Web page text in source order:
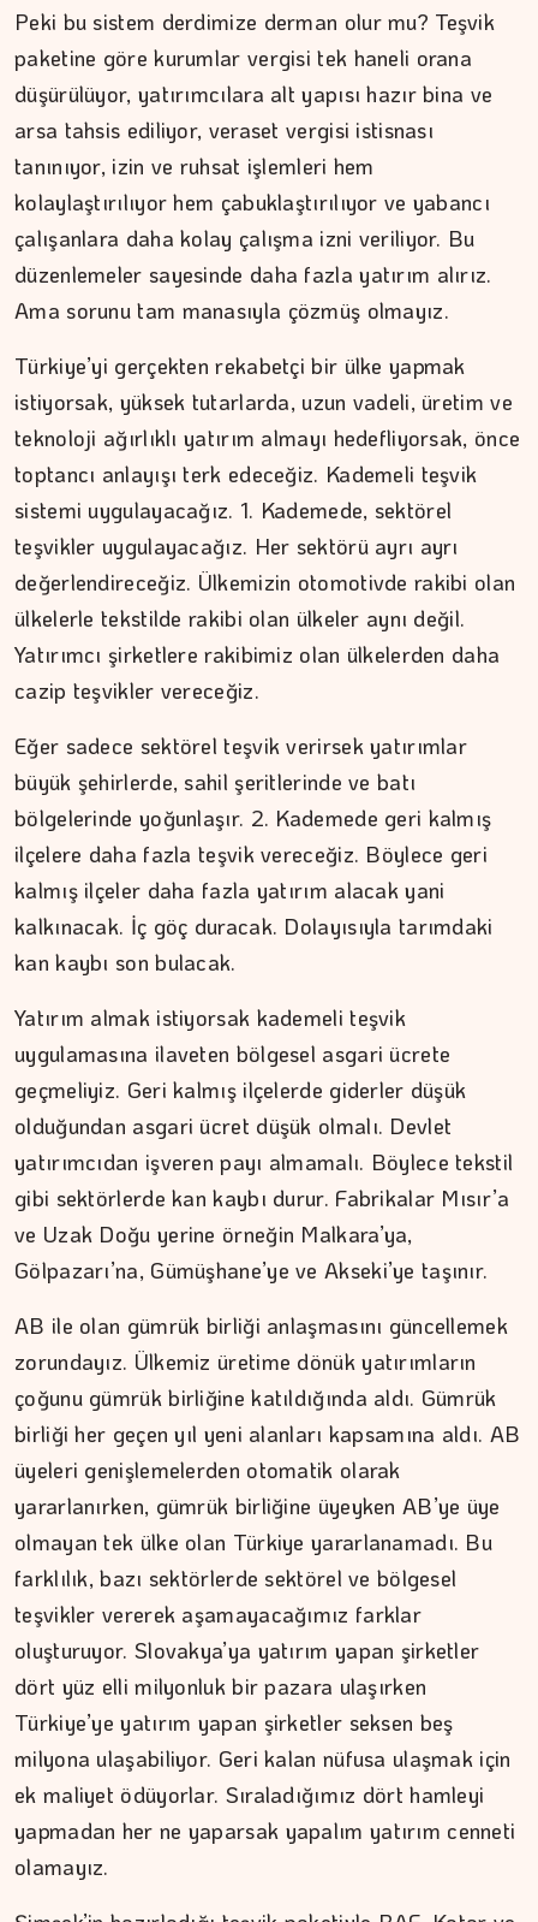
Peki bu sistem derdimize derman olur mu? Teşvik
paketine göre kurumlar vergisi tek haneli orana
düşürülüyor, yatırımcılara alt yapısı hazır bina ve
arsa tahsis ediliyor, veraset vergisi istisnası
tanınıyor, izin ve ruhsat işlemleri hem
kolaylaştırılıyor hem çabuklaştırılıyor ve yabancı
çalışanlara daha kolay çalışma izni veriliyor. Bu
düzenlemeler sayesinde daha fazla yatırım alırız.
Ama sorunu tam manasıyla çözmüş olmayız.
Türkiye’yi gerçekten rekabetçi bir ülke yapmak
istiyorsak, yüksek tutarlarda, uzun vadeli, üretim ve
teknoloji ağırlıklı yatırım almayı hedefliyorsak, önce
toptancı anlayışı terk edeceğiz. Kademeli teşvik
sistemi uygulayacağız. 1. Kademede, sektörel
teşvikler uygulayacağız. Her sektörü ayrı ayrı
değerlendireceğiz. Ülkemizin otomotivde rakibi olan
ülkelerle tekstilde rakibi olan ülkeler aynı değil.
Yatırımcı şirketlere rakibimiz olan ülkelerden daha
cazip teşvikler vereceğiz.
Eğer sadece sektörel teşvik verirsek yatırımlar
büyük şehirlerde, sahil şeritlerinde ve batı
bölgelerinde yoğunlaşır. 2. Kademede geri kalmış
ilçelere daha fazla teşvik vereceğiz. Böylece geri
kalmış ilçeler daha fazla yatırım alacak yani
kalkınacak. İç göç duracak. Dolayısıyla tarımdaki
kan kaybı son bulacak.
Yatırım almak istiyorsak kademeli teşvik
uygulamasına ilaveten bölgesel asgari ücrete
geçmeliyiz. Geri kalmış ilçelerde giderler düşük
olduğundan asgari ücret düşük olmalı. Devlet
yatırımcıdan işveren payı almamalı. Böylece tekstil
gibi sektörlerde kan kaybı durur. Fabrikalar Mısır’a
ve Uzak Doğu yerine örneğin Malkara’ya,
Gölpazarı’na, Gümüşhane’ye ve Akseki’ye taşınır.
AB ile olan gümrük birliği anlaşmasını güncellemek
zorundayız. Ülkemiz üretime dönük yatırımların
çoğunu gümrük birliğine katıldığında aldı. Gümrük
birliği her geçen yıl yeni alanları kapsamına aldı. AB
üyeleri genişlemelerden otomatik olarak
yararlanırken, gümrük birliğine üyeyken AB’ye üye
olmayan tek ülke olan Türkiye yararlanamadı. Bu
farklılık, bazı sektörlerde sektörel ve bölgesel
teşvikler vererek aşamayacağımız farklar
oluşturuyor. Slovakya’ya yatırım yapan şirketler
dört yüz elli milyonluk bir pazara ulaşırken
Türkiye’ye yatırım yapan şirketler seksen beş
milyona ulaşabiliyor. Geri kalan nüfusa ulaşmak için
ek maliyet ödüyorlar. Sıraladığımız dört hamleyi
yapmadan her ne yaparsak yapalım yatırım cenneti
olamayız.
DR. TANER EKİNCİ
Nefes, agni ve içsel denge
Ahlat'tan Nemrut Krateri'ne